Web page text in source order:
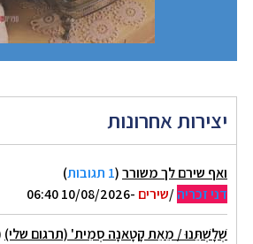
יצירות אחרונות
ואף שירם לך משורר(1 תגובות
)
דני זכריה/שירים -10/08/2026 06:40
שְׁלָשְׁתֵּנוּ / מֵאֵת קָטָאנָה סְמִית' (תרגום שלי)